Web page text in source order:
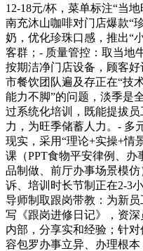
12-18元/杯，菜单标注“当
南充沐山咖啡对门店爆款“
奶，优化珍珠口感，推出“
客群；- 质量管控：取当地
按期洁净门店设备，顾客
市餐饮团队遍及存正在“技
能力不脚”的问题，淡季是
过系统化培训，既能提拔
力，为旺季储蓄人力。- 多
现实，采用“理论+实操+
课（PPT食物平安律例、
品制做、前厅办事场景模
诉、培训时长节制正在2-3
导师制取跟岗带教：为新
写《跟岗进修日记》，资
内部，分享实和经验；针
容包罗办事立异、办理根